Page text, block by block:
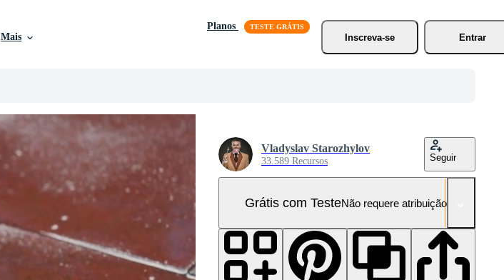
Mais
Planos
Inscreva-se
Entrar
Vladyslav Starozhylov
33.589 Recursos Seguir
Grátis com TesteNão requere atribuição!